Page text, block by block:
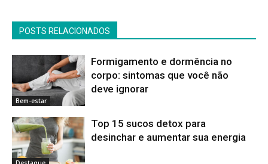
POSTS RELACIONADOS
Bem-estar
Formigamento e dormência no
corpo: sintomas que você não
deve ignorar
Top 15 sucos detox para
desinchar e aumentar sua energia